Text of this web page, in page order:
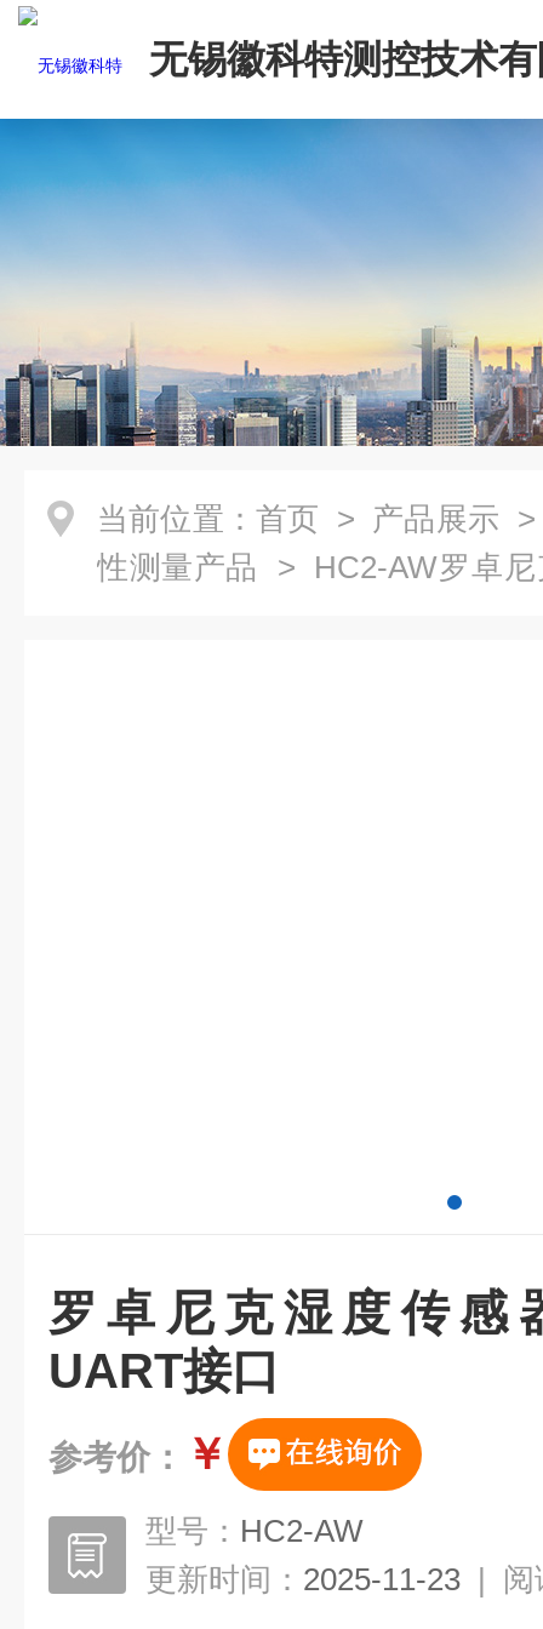
无锡徽科特测控技术
当前位置： 首页 > 产品展示
性测量产品 > HC2-AW罗卓
罗卓尼克湿度传感
UART接口
参考价： ￥
型号： HC2-AW
更新时间： 2025-11-23 | 阅